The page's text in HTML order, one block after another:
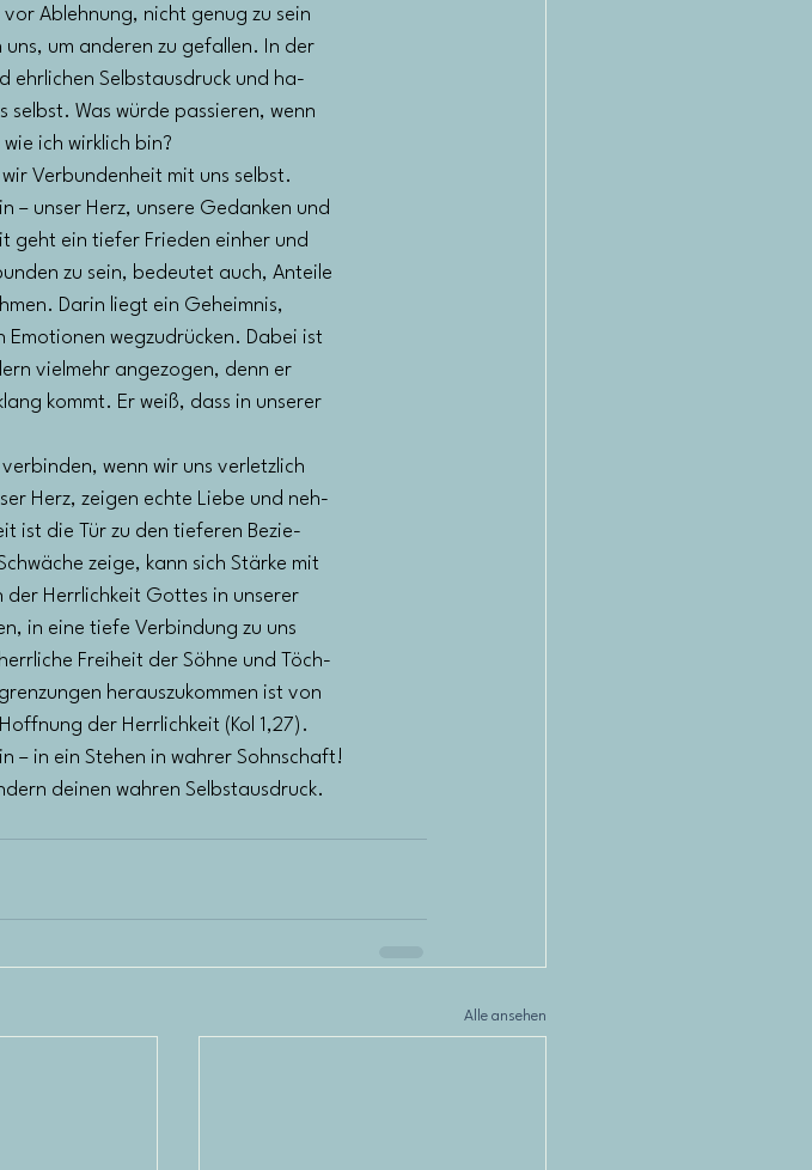
Ablehnung, nicht genug zu sein
um anderen zu gefallen. In der
ehrlichen Selbstausdruck und ha-
Was würde passieren, wenn
ich wirklich bin?
Verbundenheit mit uns selbst.
– unser Herz, unsere Gedanken und
geht ein tiefer Frieden einher und
zu sein, bedeutet auch, Anteile
Darin liegt ein Geheimnis,
Emotionen wegzudrücken. Dabei ist
vielmehr angezogen, denn er
kommt. Er weiß, dass in unserer
wenn wir uns verletzlich
Herz, zeigen echte Liebe und neh-
ist die Tür zu den tieferen Bezie-
zeige, kann sich Stärke mit
der Herrlichkeit Gottes in unserer
in eine tiefe Verbindung zu uns
Freiheit der Söhne und Töch-
herauszukommen ist von
der Herrlichkeit (Kol 1,27).
– in ein Stehen in wahrer Sohnschaft!
deinen wahren Selbstausdruck.
Alle ansehen